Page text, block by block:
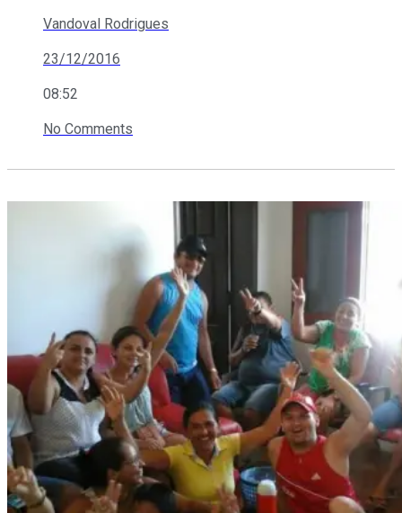
Vandoval Rodrigues
23/12/2016
08:52
No Comments